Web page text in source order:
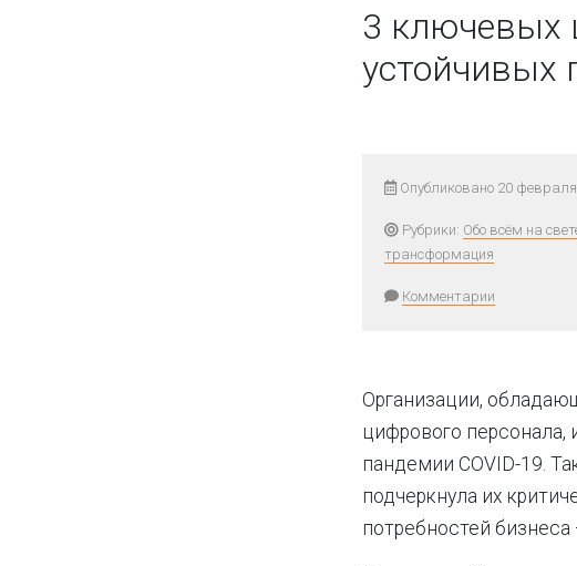
3 ключевых
устойчивых
Опубликовано 20
Рубрики: Обо всём на
трансформация
Комментарии
Организации,
цифрового
пандемии COVID-19.
подчеркнула их
потребностей